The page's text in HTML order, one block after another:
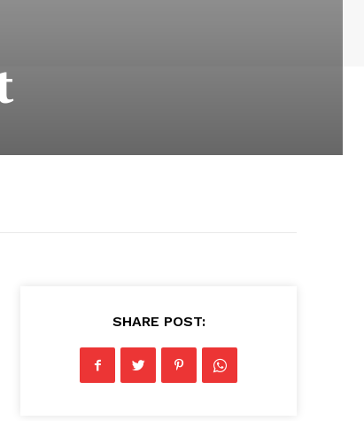
SHARE POST: